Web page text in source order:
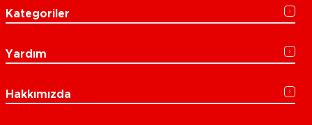
Kategoriler
Yardım
Hakkımızda